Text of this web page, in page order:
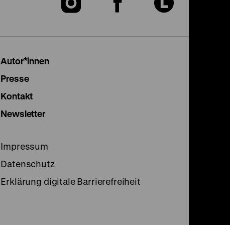
Autor*innen
Presse
Kontakt
Newsletter
Impressum
Datenschutz
Erklärung digitale Barrierefreiheit